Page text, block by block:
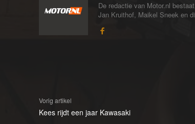
De redactie van Motor.nl
Jan Kruithof, Maikel Sneek en
Vorig artikel
Kees rijdt een jaar Kawasaki